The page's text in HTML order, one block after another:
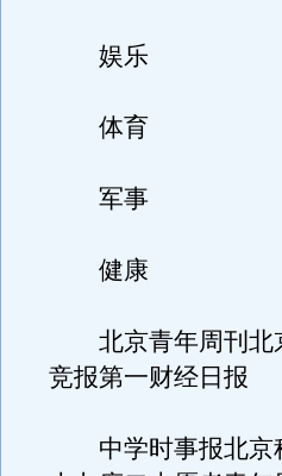
娱乐
体育
军事
健康
北京青年周刊北
竞报第一财经日报
中学时事报北京